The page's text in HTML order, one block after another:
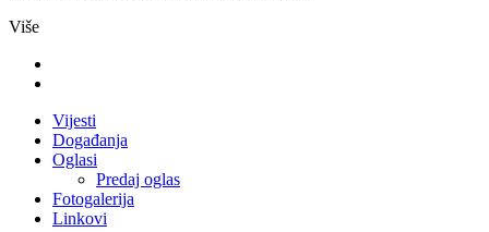
Više
Vijesti
Događanja
Oglasi
Predaj oglas
Fotogalerija
Linkovi